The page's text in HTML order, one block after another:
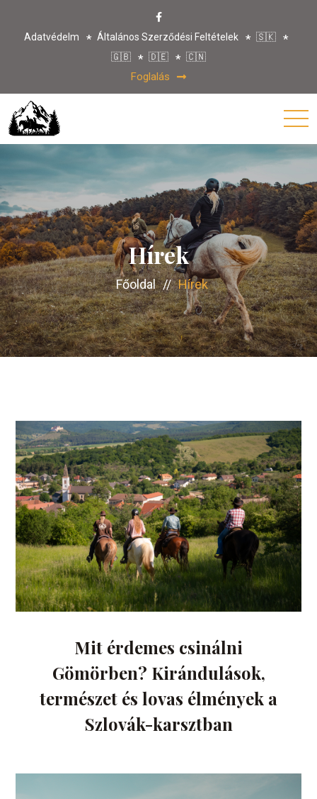
Adatvédelm Általános Szerződési Feltételek
🇸🇰
🇬🇧
🇩🇪 🇨🇳
Foglalás
Hírek
Főoldal // Hírek
Mit érdemes csinálni
Gömörben? Kirándulások,
természet és lovas élmények a
Szlovák-karsztban